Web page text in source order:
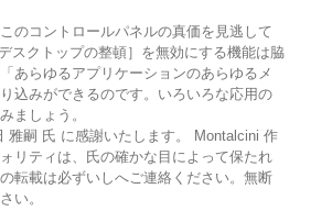
のコントロールパネルの真価を見逃して
スクトップの整頓］を無効にする機能は脇
あらゆるアプリケーションのあらゆるメ
込みができるのです。いろいろな応用の
ましょう。
雅嗣 氏 に感謝いたします。 Montalcini 作
リティは、氏の確かな目によって保たれ
転載は必ずいしへご連絡ください。無断
い。